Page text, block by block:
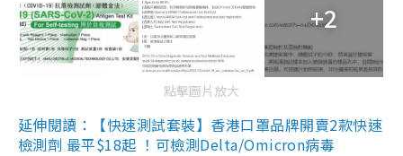
+2
點擊圖片放大
延伸閱讀：【快速測試套裝】香港口罩品牌開賣2款快速
檢測劑 最平$18起 ！可檢測Delta/Omicron病毒